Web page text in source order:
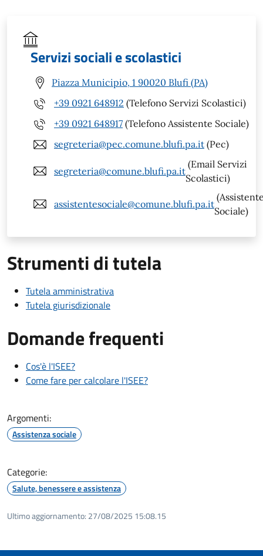
Servizi sociali e scolastici
Piazza Municipio, 1 90020 Blufi (PA)
+39 0921 648912 (Telefono Servizi Scolastici)
+39 0921 648917 (Telefono Assistente Sociale)
segreteria@pec.comune.blufi.pa.it (Pec)
segreteria@comune.blufi.pa.it
(Email Servizi
Scolastici)
assistentesociale@comune.blufi.pa.it
Sociale)
Strumenti di tutela
Tutela amministrativa
Tutela giurisdizionale
Domande frequenti
Cos'è l'ISEE?
Come fare per calcolare l'ISEE?
Argomenti:
Assistenza sociale
Categorie:
Salute, benessere e assistenza
Ultimo aggiornamento: 27/08/2025 15:08.15